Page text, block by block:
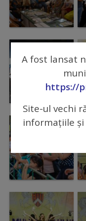
de
calitate
Municipal
Secretar
Consilieri
A fost lansat
https://
Site-ul vechi
informațiile